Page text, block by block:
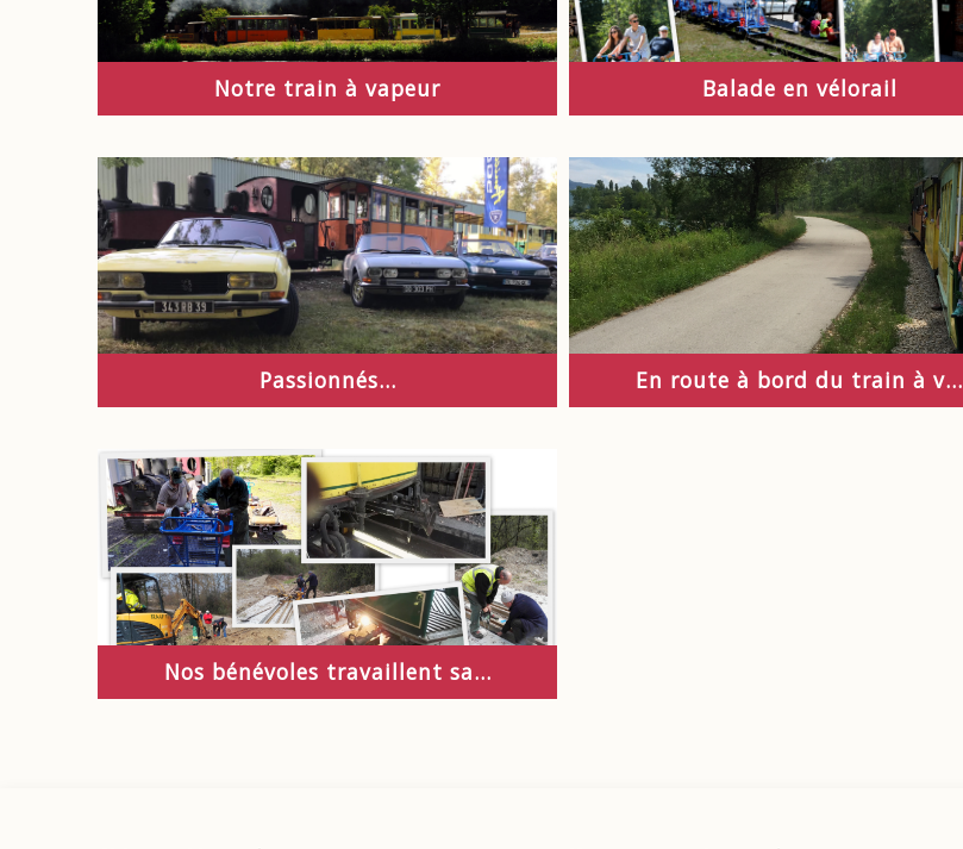
Notre train à vapeur Balade en vélorail
Passionnés... En route à bord du train à v...
Nos bénévoles travaillent sa...